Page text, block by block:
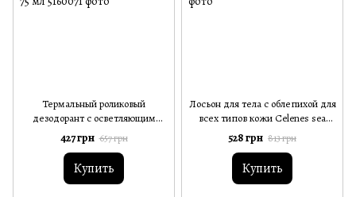
Термальный роликовый
дезодорант с осветляющим
эффектом Celenes thermal
mineral roll on whitening effect 75
427 грн 657 грн
Купить
Лосьон для тела с облепихой для
всех типов кожи Celenes sea
buckthorn body lotion 200 мл
528 грн 813 грн
Купить